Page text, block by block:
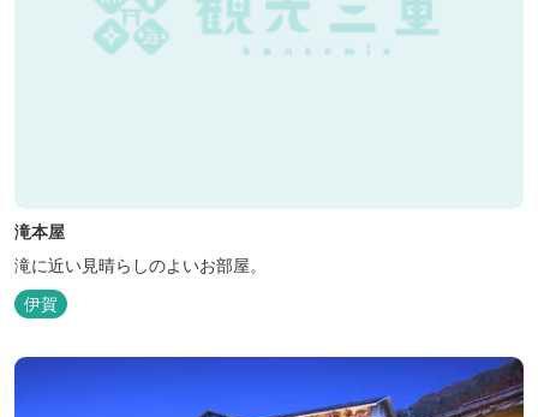
滝本屋
滝に近い見晴らしのよいお部屋。
伊賀